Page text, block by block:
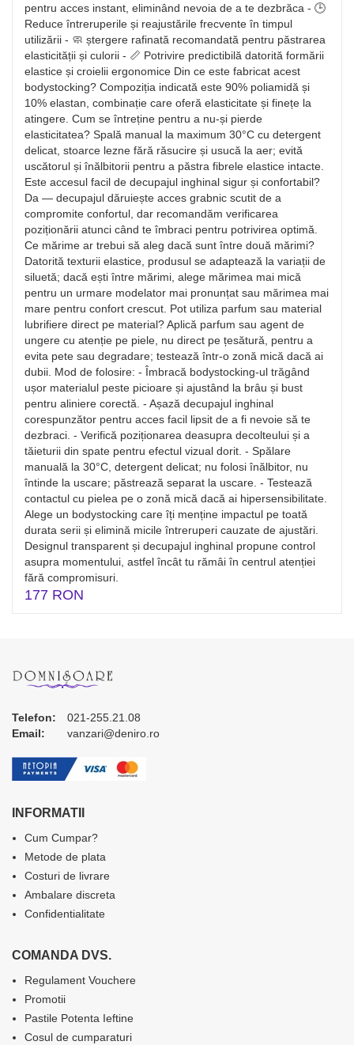
pentru acces instant, eliminând nevoia de a te dezbrăca - 🕒
Reduce întreruperile și reajustările frecvente în timpul
utilizării - 🧼 ștergere rafinată recomandată pentru păstrarea
elasticității și culorii - 📏 Potrivire predictibilă datorită formării
elastice și croielii ergonomice Din ce este fabricat acest
bodystocking? Compoziția indicată este 90% poliamidă și
10% elastan, combinație care oferă elasticitate și finețe la
atingere. Cum se întreține pentru a nu-și pierde
elasticitatea? Spală manual la maximum 30°C cu detergent
delicat, stoarce lezne fără răsucire și usucă la aer; evită
uscătorul și înălbitorii pentru a păstra fibrele elastice intacte.
Este accesul facil de decupajul inghinal sigur și confortabil?
Da — decupajul dăruiește acces grabnic scutit de a
compromite confortul, dar recomandăm verificarea
poziționării atunci când te îmbraci pentru potrivirea optimă.
Ce mărime ar trebui să aleg dacă sunt între două mărimi?
Datorită texturii elastice, produsul se adaptează la variații de
siluetă; dacă ești între mărimi, alege mărimea mai mică
pentru un urmare modelator mai pronunțat sau mărimea mai
mare pentru confort crescut. Pot utiliza parfum sau material
lubrifiere direct pe material? Aplică parfum sau agent de
ungere cu atenție pe piele, nu direct pe țesătură, pentru a
evita pete sau degradare; testează într-o zonă mică dacă ai
dubii. Mod de folosire: - Îmbracă bodystocking-ul trăgând
ușor materialul peste picioare și ajustând la brâu și bust
pentru aliniere corectă. - Așază decupajul inghinal
corespunzător pentru acces facil lipsit de a fi nevoie să te
dezbraci. - Verifică poziționarea deasupra decolteului și a
tăieturii din spate pentru efectul vizual dorit. - Spălare
manuală la 30°C, detergent delicat; nu folosi înălbitor, nu
întinde la uscare; păstrează separat la uscare. - Testează
contactul cu pielea pe o zonă mică dacă ai hipersensibilitate.
Alege un bodystocking care îți menține impactul pe toată
durata serii și elimină micile întreruperi cauzate de ajustări.
Designul transparent și decupajul inghinal propune control
asupra momentului, astfel încât tu rămâi în centrul atenției
fără compromisuri.
177 RON
Telefon:
021-255.21.08
Email:
vanzari@deniro.ro
INFORMATII
Cum Cumpar?
Metode de plata
Costuri de livrare
Ambalare discreta
Confidentialitate
COMANDA DVS.
Regulament Vouchere
Promotii
Pastile Potenta Ieftine
Cosul de cumparaturi